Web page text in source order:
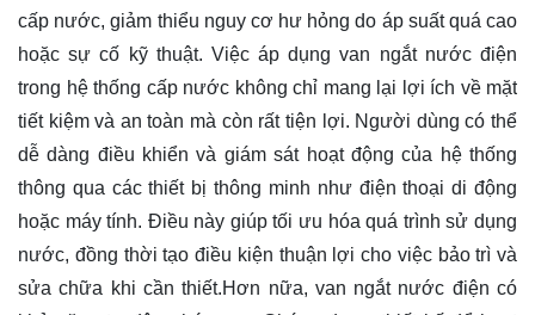
cấp nước, giảm thiểu nguy cơ hư hỏng do áp suất quá cao
hoặc sự cố kỹ thuật. Việc áp dụng van ngắt nước điện
trong hệ thống cấp nước không chỉ mang lại lợi ích về mặt
tiết kiệm và an toàn mà còn rất tiện lợi. Người dùng có thể
dễ dàng điều khiển và giám sát hoạt động của hệ thống
thông qua các thiết bị thông minh như điện thoại di động
hoặc máy tính. Điều này giúp tối ưu hóa quá trình sử dụng
nước, đồng thời tạo điều kiện thuận lợi cho việc bảo trì và
sửa chữa khi cần thiết.Hơn nữa, van ngắt nước điện có